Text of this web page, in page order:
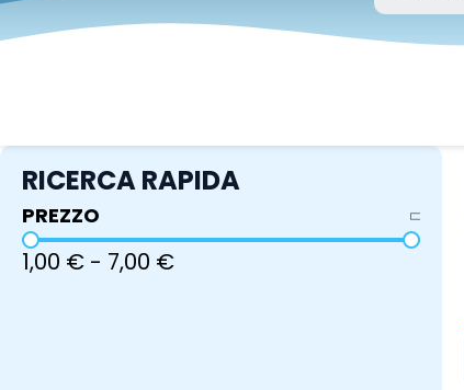
RICERCA RAPIDA
PREZZO
1,00 € - 7,00 €